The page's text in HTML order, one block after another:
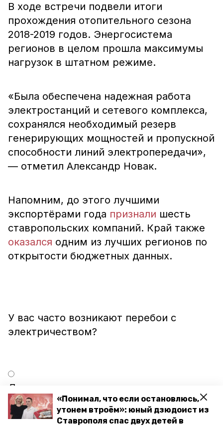
«Понимал, что если остановлюсь,
утонем втроём»: юный дзюдоист из
Ставрополя спас двух детей в
В ходе встречи подвели итоги
прохождения отопительного сезона
2018-2019 годов. Энергосистема
регионов в целом прошла максимумы
нагрузок в штатном режиме.
«Была обеспечена надежная работа
электростанций и сетевого комплекса,
сохранялся необходимый резерв
генерирующих мощностей и пропускной
способности линий электропередачи»,
— отметил Александр Новак.
Напомним, до этого лучшими
экспортёрами года признали шесть
ставропольских компаний. Край также
оказался одним из лучших регионов по
открытости бюджетных данных.
У вас часто возникают перебои с
Да, постоянно